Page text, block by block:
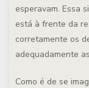
esperavam. Essa
está à frente da
corretamente os
adequadamente
Como é de se